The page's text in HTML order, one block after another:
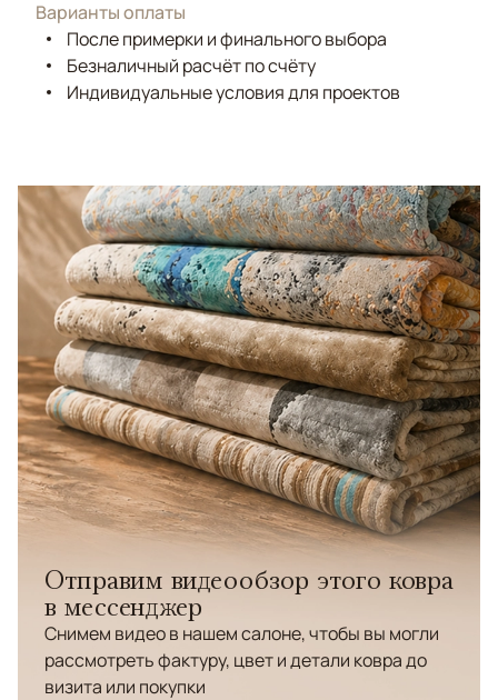
Варианты оплаты
После примерки и финального выбора
Безналичный расчёт по счёту
Индивидуальные условия для проектов
Отправим видеообзор этого ковра
в мессенджер
Снимем видео в нашем салоне, чтобы вы могли
рассмотреть фактуру, цвет и детали ковра до
визита или покупки